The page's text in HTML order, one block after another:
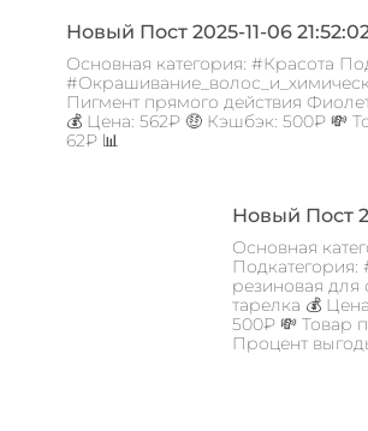
Новый Пост 2025-11-06
Основная категория: #Красота
Пигмент прямого действия
💰 Цена: 562₽ 🤑 Кэшбэк: 500₽ 💸
62₽ 📊
Новый Пост
Основная
резиновая для
тарелка 💰
500₽ 💸 Товар
Процент